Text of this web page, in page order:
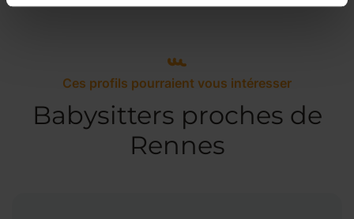
Ces profils pourraient vous intéresser
Babysitters proches de
Rennes